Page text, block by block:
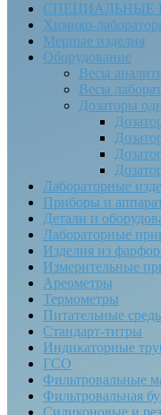
СПЕЦИАЛЬНЫЕ
Химико-
Мерные изделия
Оборудование
Весы
Весы
Дозаторы
Лабораторные
Приборы и
Детали и
Лабораторные
Изделия из
Измерительные
Ареометры
Термометры
Питательные
Стандарт-титры
Индикаторные
ГСО
Фильтровальные
Фильтровальная
Силиконовые и